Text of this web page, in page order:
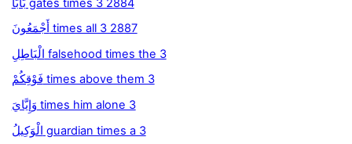
أَجْمَعُونَ times all 3 2887
الْبَاطِلِ falsehood times the 3
فَوْقِكُمْ times above them 3
وَإِيَّايَ times him alone 3
الْوَكِيلُ guardian times a 3